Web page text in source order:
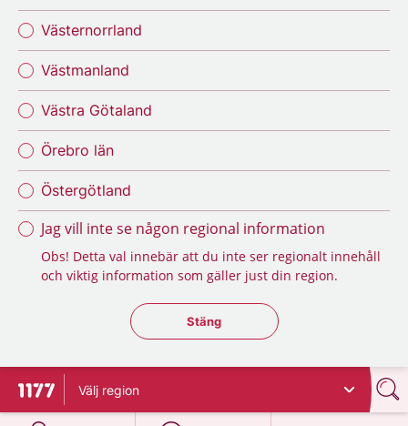
Västernorrland
Västmanland
Västra Götaland
Örebro län
Östergötland
Jag vill inte se någon regional information
Obs! Detta val innebär att du inte ser regionalt innehåll
och viktig information som gäller just din region.
Stäng regionsväljaren
Stäng
Till startsidan för 1177
Välj region
på 1177.se
på 1177.se